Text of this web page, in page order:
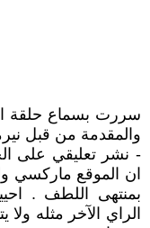
والمقدمة من قبل
- نشر تعليقي على
ان الموقع ماركسي
بمنتهى اللطف .
الراي الآخر مثله